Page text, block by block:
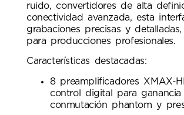
ruido, convertidores de alta
conectividad avanzada, esta
grabaciones precisas y detalladas,
para producciones profesionales.
Características destacadas:
8 preamplificadores XMAX-
control digital para ganancia
conmutación phantom y